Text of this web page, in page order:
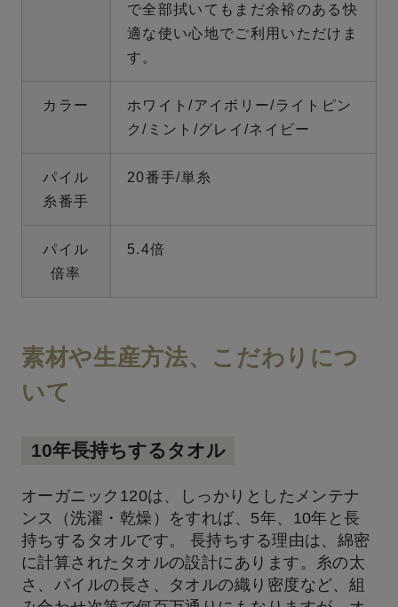
で全部拭いてもまだ余裕のある快
適な使い心地でご利用いただけま
す。
カラー
ホワイト/アイボリー/ライトピン
ク/ミント/グレイ/ネイビー
パイル
糸番手
20番手/単糸
パイル
倍率
5.4倍
素材や生産方法、こだわりにつ
いて
10年長持ちするタオル
オーガニック120は、しっかりとしたメンテナ
ンス（洗濯・乾燥）をすれば、5年、10年と長
持ちするタオルです。 長持ちする理由は、綿密
に計算されたタオルの設計にあります。糸の太
さ、パイルの長さ、タオルの織り密度など、組